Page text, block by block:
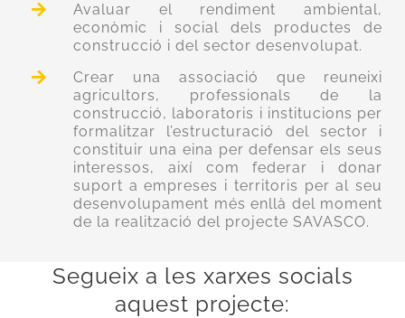
Avaluar el rendiment ambiental,
econòmic i social dels productes de
construcció i del sector desenvolupat.
Crear una associació que reuneixi
agricultors, professionals de la
construcció, laboratoris i institucions per
formalitzar l’estructuració del sector i
constituir una eina per defensar els seus
interessos, així com federar i donar
suport a empreses i territoris per al seu
desenvolupament més enllà del moment
de la realització del projecte SAVASCO.
Segueix a les xarxes socials
aquest projecte: